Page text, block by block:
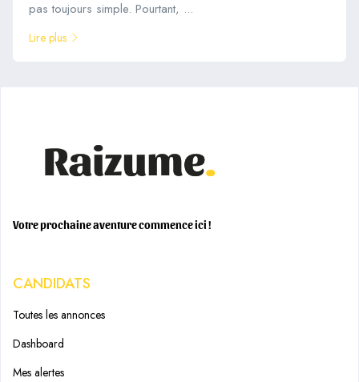
pas toujours simple. Pourtant, ...
Lire plus
Votre prochaine aventure commence ici !
CANDIDATS
Toutes les annonces
Dashboard
Mes alertes